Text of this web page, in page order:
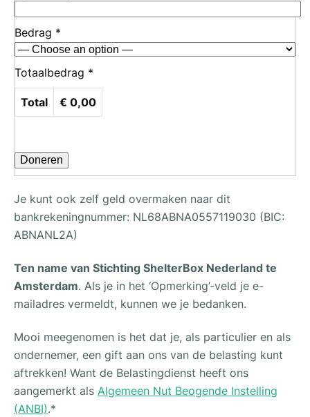
Bedrag *
Totaalbedrag *
Total € 0,00
Doneren
Je kunt ook zelf geld overmaken naar dit
bankrekeningnummer: NL68ABNA0557119030 (BIC:
ABNANL2A)
Ten name van Stichting ShelterBox Nederland te
Amsterdam. Als je in het ‘Opmerking’-veld je e-
mailadres vermeldt, kunnen we je bedanken.
Mooi meegenomen is het dat je, als particulier en als
ondernemer, een gift aan ons van de belasting kunt
aftrekken! Want de Belastingdienst heeft ons
aangemerkt als Algemeen Nut Beogende Instelling
(ANBI).*